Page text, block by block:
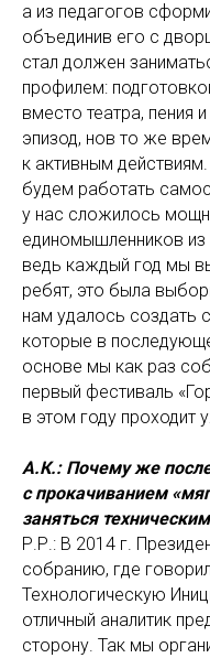
а из педагогов
объединив его с
стал должен
профилем:
вместо театра, пения
эпизод, нов то же
к активным
будем работать
у нас сложилось
единомышленников из
ведь каждый год мы
ребят, это была
нам удалось создать
которые в
основе мы как раз
первый фестиваль
в этом году проходит
А.К.: Почему же
с прокачиванием
заняться
Р.Р.: В 2014 г.
собранию, где
Технологическую
отличный аналитик
сторону. Так мы